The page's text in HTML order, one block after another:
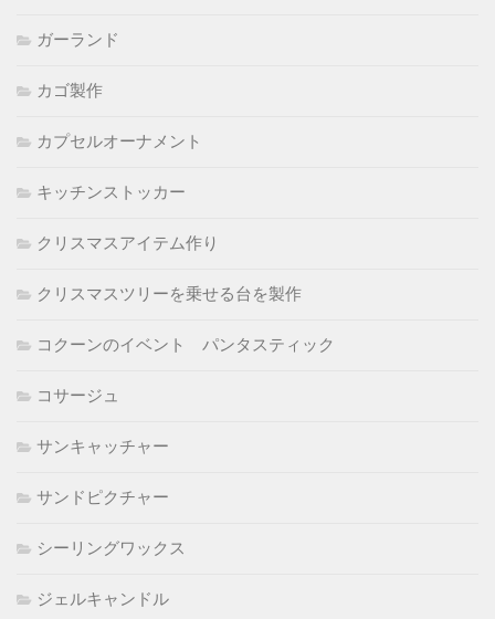
ガーランド
カゴ製作
カプセルオーナメント
キッチンストッカー
クリスマスアイテム作り
クリスマスツリーを乗せる台を製作
コクーンのイベント パンタスティック
コサージュ
サンキャッチャー
サンドピクチャー
シーリングワックス
ジェルキャンドル